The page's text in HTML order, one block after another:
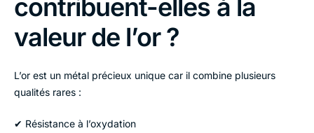
contribuent-elles à la
valeur de l’or ?
L’or est un métal précieux unique car il combine plusieurs
qualités rares :
✔ Résistance à l’oxydation